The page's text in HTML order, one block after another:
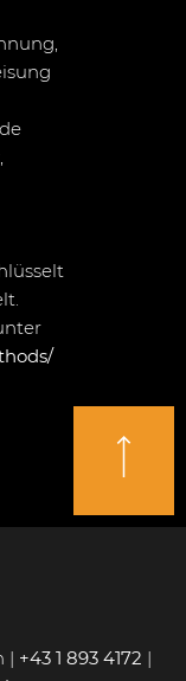
| +43 1 893 4172 |